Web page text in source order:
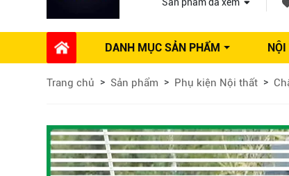
DANH MỤC SẢN PHẨM
Phụ kiện Nội thất
Ổ khóa tủ
Máy hút mùi
Vòi rửa nhà bếp
Phụ kiện tủ áo
Dự án thi công
Trang chủ Sản phẩm Phụ kiện Nội thất